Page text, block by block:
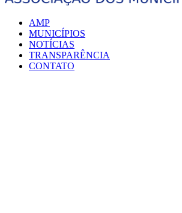
AMP
MUNICÍPIOS
NOTÍCIAS
TRANSPARÊNCIA
CONTATO